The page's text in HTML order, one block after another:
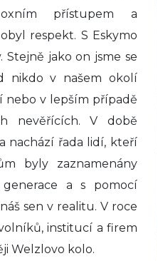
přístupem a
respekt. S Eskymo
jako on jsme se
nikdo v našem okolí
nebo v lepším případě
nevěřících. V době
nachází řada lidí, kteří
byly zaznamenány
a s pomocí
sen v realitu. V roce
institucí a firem
Welzlovo kolo.